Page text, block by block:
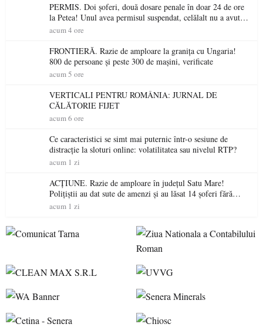
PERMIS. Doi șoferi, două dosare penale în doar 24 de ore
la Petea! Unul avea permisul suspendat, celălalt nu a avut
niciodată permis
acum 4 ore
FRONTIERĂ. Razie de amploare la granița cu Ungaria!
800 de persoane și peste 300 de mașini, verificate
acum 5 ore
VERTICALI PENTRU ROMÂNIA: JURNAL DE
CĂLĂTORIE FIJET
acum 6 ore
Ce caracteristici se simt mai puternic într-o sesiune de
distracție la sloturi online: volatilitatea sau nivelul RTP?
acum 1 zi
ACȚIUNE. Razie de amploare în județul Satu Mare!
Polițiștii au dat sute de amenzi și au lăsat 14 șoferi fără
permis într-o singură zi
acum 1 zi